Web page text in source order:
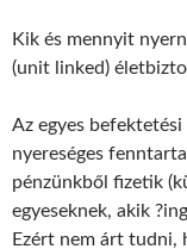
Kik és mennyit
(unit linked)
Az egyes
nyereséges
pénzünkből fizetik
egyeseknek, akik
Ezért nem árt tudni,